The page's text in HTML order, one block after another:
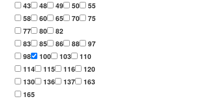
43
48 49 50
55
58
60 65 70
75
77
80
82
83
85 86 88
97
98
100 103
110
114
115 116
120
130
136 137
163
165